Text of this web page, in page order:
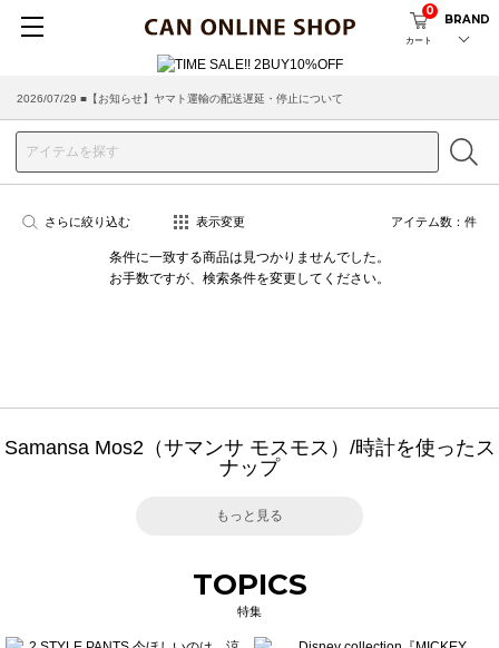
カート
0
BRAND
2026/07/29 ■【お知らせ】ヤマト運輸の配送遅延・停止について
さらに絞り込む 表示変更 アイテム数： 件
条件に一致する商品は見つかりませんでした。
お手数ですが、検索条件を変更してください。
Samansa Mos2（サマンサ モスモス）/時計を使ったス
ナップ
もっと見る
TOPICS
特集